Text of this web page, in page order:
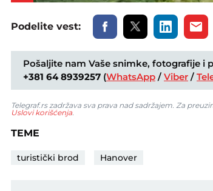
Podelite vest:
Pošaljite nam Vaše snimke, fotografije i
+381 64 8939257 (WhatsApp / Viber /
Telegraf.rs zadržava sva prava nad sadržajem. Za
Uslovi korišćenja
TEME
turistički brod Hanover